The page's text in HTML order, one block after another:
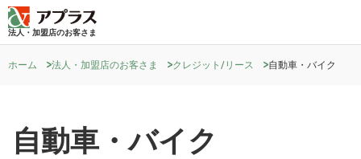
法人・加盟店のお客さま
ホーム 法人・加盟店のお客さま クレジット/リース 自動車・バイク
自動車・バイク